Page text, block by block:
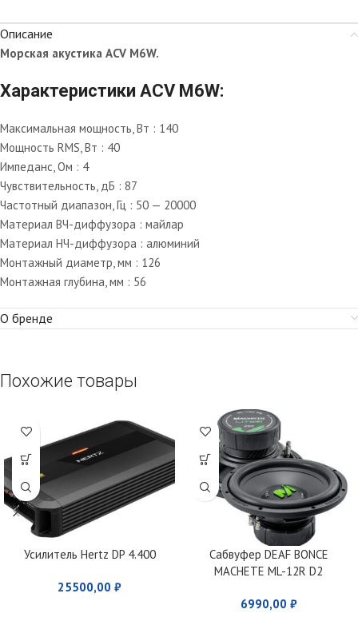
Описание
Морская акустика ACV M6W.
Характеристики ACV M6W:
Максимальная мощность, Вт : 140
Мощность RMS, Вт : 40
Импеданс, Ом : 4
Чувствительность, дБ : 87
Частотный диапазон, Гц : 50 — 20000
Материал ВЧ-диффузора : майлар
Материал НЧ-диффузора : алюминий
Монтажный диаметр, мм : 126
Монтажная глубина, мм : 56
О бренде
Похожие товары
Усилитель Hertz DP 4.400
25500,00 ₽
Сабвуфер DEAF BONCE
MACHETE ML-12R D2
6990,00 ₽